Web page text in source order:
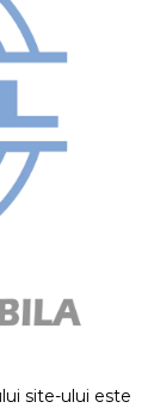
site-ului este